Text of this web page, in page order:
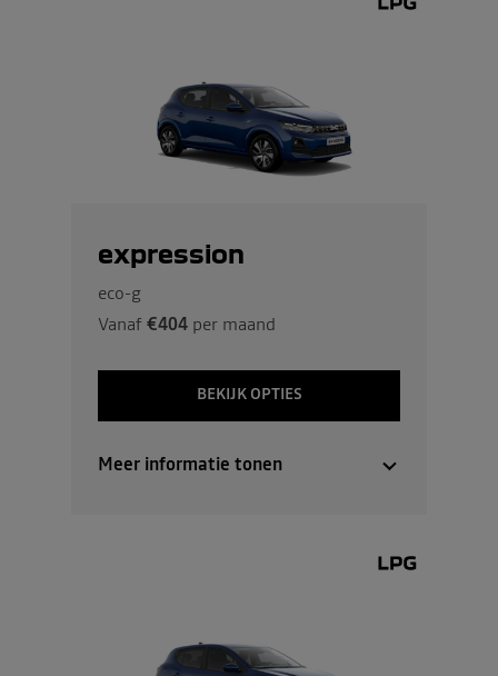
expression
eco-g
Vanaf €404 per maand
BEKIJK OPTIES
Meer informatie tonen